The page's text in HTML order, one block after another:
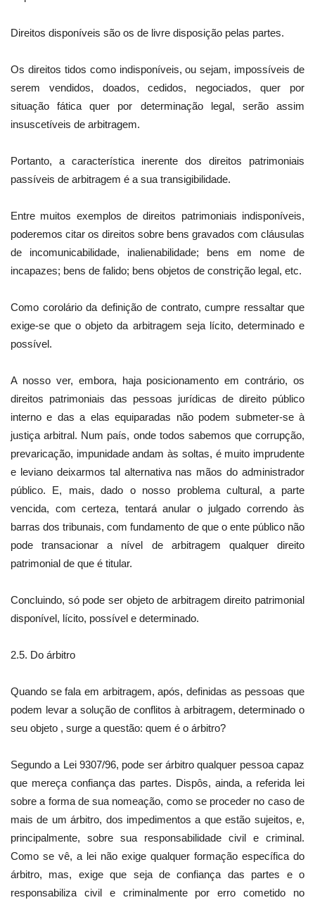
Direitos disponíveis são os de livre disposição pelas partes.
Os direitos tidos como indisponíveis, ou sejam, impossíveis de
serem vendidos, doados, cedidos, negociados, quer por
situação fática quer por determinação legal, serão assim
insuscetíveis de arbitragem.
Portanto, a característica inerente dos direitos patrimoniais
passíveis de arbitragem é a sua transigibilidade.
Entre muitos exemplos de direitos patrimoniais indisponíveis,
poderemos citar os direitos sobre bens gravados com cláusulas
de incomunicabilidade, inalienabilidade; bens em nome de
incapazes; bens de falido; bens objetos de constrição legal, etc.
Como corolário da definição de contrato, cumpre ressaltar que
exige-se que o objeto da arbitragem seja lícito, determinado e
possível.
A nosso ver, embora, haja posicionamento em contrário, os
direitos patrimoniais das pessoas jurídicas de direito público
interno e das a elas equiparadas não podem submeter-se à
justiça arbitral. Num país, onde todos sabemos que corrupção,
prevaricação, impunidade andam às soltas, é muito imprudente
e leviano deixarmos tal alternativa nas mãos do administrador
público. E, mais, dado o nosso problema cultural, a parte
vencida, com certeza, tentará anular o julgado correndo às
barras dos tribunais, com fundamento de que o ente público não
pode transacionar a nível de arbitragem qualquer direito
patrimonial de que é titular.
Concluindo, só pode ser objeto de arbitragem direito patrimonial
disponível, lícito, possível e determinado.
2.5. Do árbitro
Quando se fala em arbitragem, após, definidas as pessoas que
podem levar a solução de conflitos à arbitragem, determinado o
seu objeto , surge a questão: quem é o árbitro?
Segundo a Lei 9307/96, pode ser árbitro qualquer pessoa capaz
que mereça confiança das partes. Dispôs, ainda, a referida lei
sobre a forma de sua nomeação, como se proceder no caso de
mais de um árbitro, dos impedimentos a que estão sujeitos, e,
principalmente, sobre sua responsabilidade civil e criminal.
Como se vê, a lei não exige qualquer formação específica do
árbitro, mas, exige que seja de confiança das partes e o
responsabiliza civil e criminalmente por erro cometido no